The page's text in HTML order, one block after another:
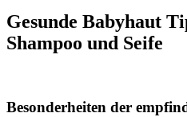
Gesunde Babyhaut
Shampoo und Seife
Besonderheiten der